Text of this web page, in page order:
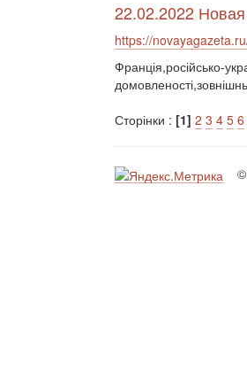
22.02.2022
https://
Франція,російсько-
Сторінки : [1] 2 3 4 5 6
©